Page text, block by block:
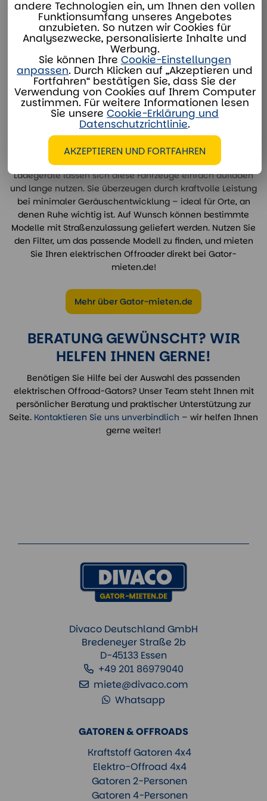
MIETEN.DE
Sie benötigen leise, zuverlässige und emissionsfreie
Mobilität im Gelände? Bei Gator-mieten.de mieten Sie
leistungsstarke elektrische 4x4- und 4x2-Fahrzeuge, ideal
für Baustellen, Festivals, Sportanlagen und stark
frequentierte Einsatzorte. Alle Modelle sind serienmäßig mit
Ladefläche, Dach und Windschutzscheibe ausgestattet –
für vielseitigen, praktischen Einsatz.
Dank ihrer leistungsstarken Akkus und integrierten 230V-
Ladegeräte lassen sich diese Fahrzeuge einfach aufladen
und lange nutzen. Sie überzeugen durch kraftvolle Leistung
bei minimaler Geräuschentwicklung – ideal für Orte, an
denen Ruhe wichtig ist. Auf Wunsch können bestimmte
Modelle mit Straßenzulassung geliefert werden. Nutzen Sie
den Filter, um das passende Modell zu finden, und mieten
Sie Ihren elektrischen Offroader direkt bei Gator-
mieten.de!
Mehr über Gator-mieten.de
BERATUNG GEWÜNSCHT? WIR
HELFEN IHNEN GERNE!
Benötigen Sie Hilfe bei der Auswahl des passenden
elektrischen Offroad-Gators? Unser Team steht Ihnen mit
persönlicher Beratung und praktischer Unterstützung zur
Seite. Kontaktieren Sie uns unverbindlich – wir helfen Ihnen
gerne weiter!
GATOREN & OFFROADS
Kraftstoff Gatoren 4x4
Elektro-Offroad 4x4
Gatoren 2-Personen
Gatoren 4-Personen
Divaco Deutschland GmbH
Bredeneyer Straße 2b
D-45133 Essen
+49 201 86979040
miete@divaco.com
Whatsapp
andere Technologien ein, um Ihnen den vollen
Funktionsumfang unseres Angebotes
anzubieten. So nutzen wir Cookies für
Analysezwecke, personalisierte Inhalte und
Werbung.
Sie können Ihre Cookie-Einstellungen
anpassen. Durch Klicken auf „Akzeptieren und
Fortfahren“ bestätigen Sie, dass Sie der
Verwendung von Cookies auf Ihrem Computer
zustimmen. Für weitere Informationen lesen
Sie unsere Cookie-Erklärung und
Datenschutzrichtlinie.
AKZEPTIEREN UND FORTFAHREN